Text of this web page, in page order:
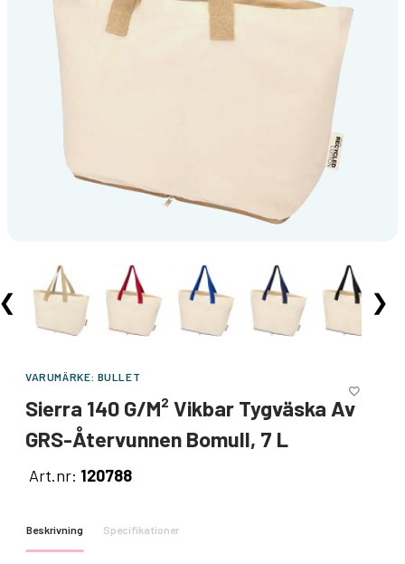
❯
VARUMÄRKE: BULLET
Sierra 140 G/m² Vikbar Tygväska Av
GRS-Återvunnen Bomull, 7 L
Art.nr: 120788
Beskrivning Specifikationer